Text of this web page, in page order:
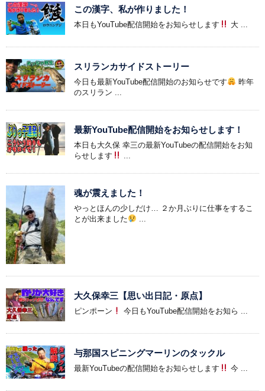
この漢字、私が作りました！
本日もYouTube配信開始をお知らせします 大 ...
スリランカサイドストーリー
今日も最新YouTube配信開始のお知らせです
昨年
のスリラン ...
最新YouTube配信開始をお知らせします！
本日も大久保 幸三の最新YouTubeの配信開始をお知
らせします
魂が震えました！
やっとほんの少しだけ… ２か月ぶりに仕事をするこ
とが出来ました
大久保幸三【思い出日記・原点】
ピンポーン 今日もYouTube配信開始をお知ら ...
与那国スピニングマーリンのタックル
最新YouTubeの配信開始をお知らせします 今 ...